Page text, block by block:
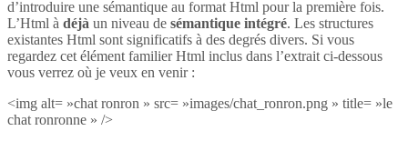
d’introduire une sémantique au format Html pour la première fois.
L’Html à déjà un niveau de sémantique intégré. Les structures
existantes Html sont significatifs à des degrés divers. Si vous
regardez cet élément familier Html inclus dans l’extrait ci-dessous
vous verrez où je veux en venir :
<img alt= »chat ronron » src= »images/chat_ronron.png » title= »le
chat ronronne » />